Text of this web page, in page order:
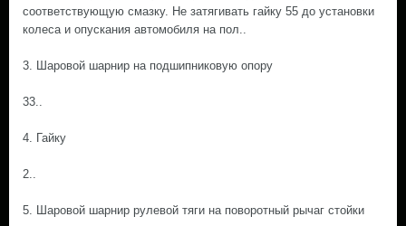
соответствующую смазку. Не затягивать гайку 55 до установки
колеса и опускания автомобиля на пол..
3. Шаровой шарнир на подшипниковую опору
33..
4. Гайку
2..
5. Шаровой шарнир рулевой тяги на поворотный рычаг стойки